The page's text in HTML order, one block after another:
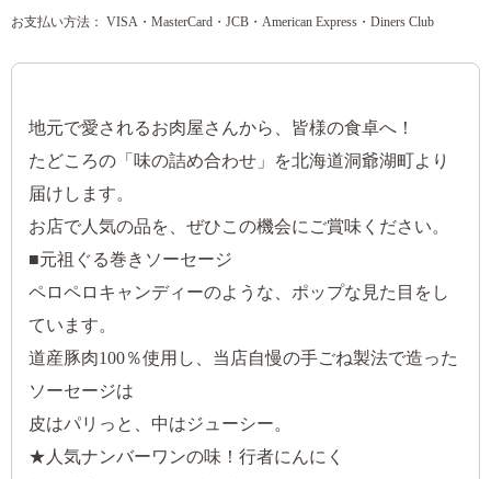
お支払い方法： VISA・MasterCard・JCB・American Express・Diners Club
地元で愛されるお肉屋さんから、皆様の食卓へ！
たどころの「味の詰め合わせ」を北海道洞爺湖町より
届けします。
お店で人気の品を、ぜひこの機会にご賞味ください。
■元祖ぐる巻きソーセージ
ペロペロキャンディーのような、ポップな見た目をし
ています。
道産豚肉100％使用し、当店自慢の手ごね製法で造った
ソーセージは
皮はパリっと、中はジューシー。
★人気ナンバーワンの味！行者にんにく